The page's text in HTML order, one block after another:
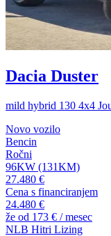
Dacia Duster
mild hybrid 130 4x4
Novo vozilo
Bencin
Ročni
96KW (131KM)
27.480 €
Cena s financiranjem
24.480 €
že od 173 € / mesec
NLB Hitri Lizing